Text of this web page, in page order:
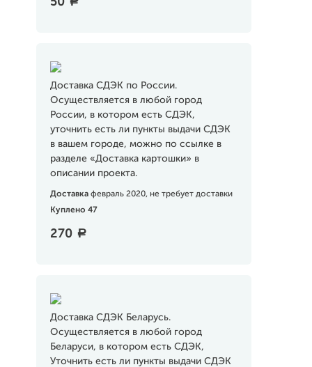
Доставка СДЭК по России.
Осуществляется в любой город
России, в котором есть СДЭК,
уточнить есть ли пункты выдачи СДЭК
в вашем городе, можно по ссылке в
разделе «Доставка картошки» в
описании проекта.
Доставка февраль 2020, не требует доставки
Куплено 47
270 a
Доставка СДЭК Беларусь.
Осуществляется в любой город
Беларуси, в котором есть СДЭК,
Уточнить есть ли пункты выдачи СДЭК